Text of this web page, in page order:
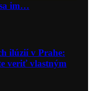
im…
ilúzií v Prahe:
veriť vlastným